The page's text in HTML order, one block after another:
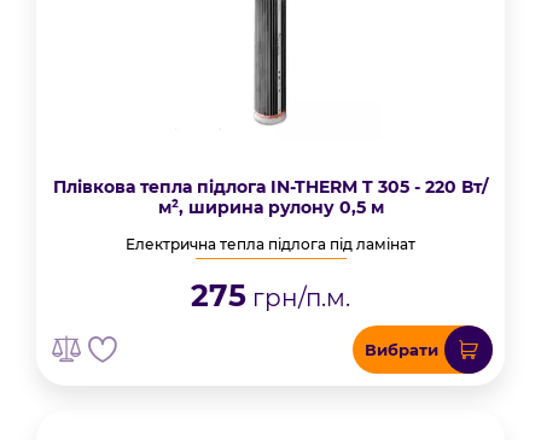
Плівкова тепла підлога IN-THERM T 305 - 220 Вт/
м², ширина рулону 0,5 м
Електрична тепла підлога під ламінат
275 грн/п.м.
Вибрати